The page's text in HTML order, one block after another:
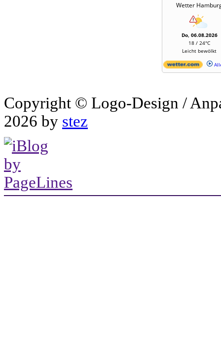
Wetter
Do, 06.08.2026
18 / 24°C
Leicht bewölkt
Copyright © Logo-Design /
2026 by stez